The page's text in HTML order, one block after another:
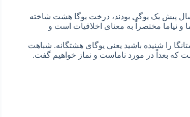
پیش یک یوگی بودند، درخت یوگا هشت شاخته
و نیاما مختصراً به معنای اخلاقیات است و
را شنیده باشید یعنی یوگای هشتگانه. شباهت
بعداً در مورد ناماست و نماز خواهیم گفت.